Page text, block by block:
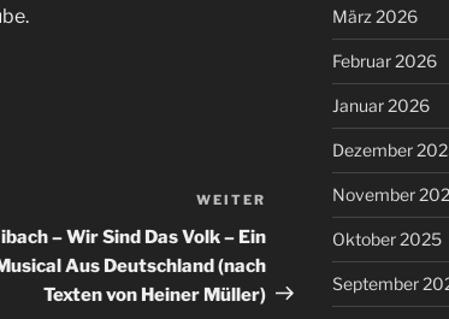
Nächster
Beitrag
WEITER
– Wir Sind Das Volk – Ein
Aus Deutschland (nach
Texten von Heiner Müller)
März 2026
Februar 2026
Januar 2026
Dezember
November
Oktober 2025
September